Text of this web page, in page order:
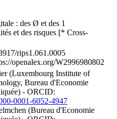
: des Ø et des 1
et des risques [* Cross-
rips1.061.0005
openalex.org/W2996980802
(Luxembourg Institute of
Bureau d'Economie
- ORCID:
0001-6052-4947
(Bureau d'Economie